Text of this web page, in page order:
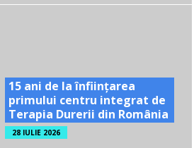
15 ani de la înființarea
primului centru integrat de
Terapia Durerii din România
28 IULIE 2026